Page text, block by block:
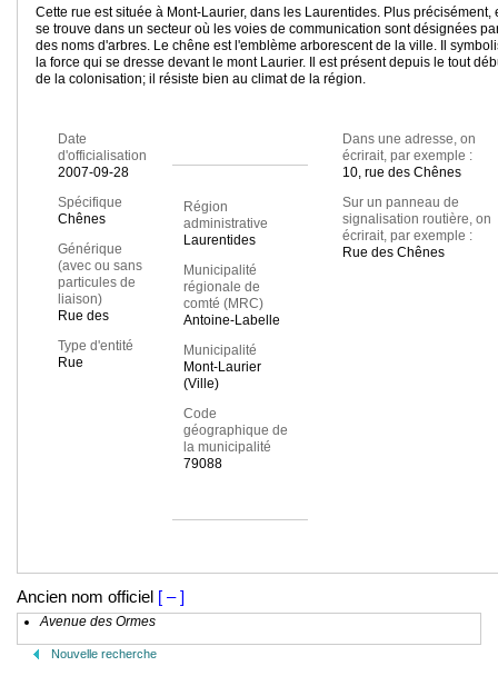
Cette rue est située à Mont-Laurier, dans les Laurentides. Plus précisément,
se trouve dans un secteur où les voies de communication sont désignées
des noms d'arbres. Le chêne est l'emblème arborescent de la ville. Il
la force qui se dresse devant le mont Laurier. Il est présent depuis le tout
de la colonisation; il résiste bien au climat de la région.
Date
d'officialisation
2007-09-28
Spécifique
Chênes
Générique
(avec ou sans
particules de
liaison)
Rue des
Type d'entité
Rue
Région
administrative
Laurentides
Municipalité
régionale de
comté (MRC)
Antoine-Labelle
Municipalité
Mont-Laurier
(Ville)
Code
géographique de
la municipalité
79088
Dans une adresse, on
écrirait, par exemple :
10, rue des Chênes
Sur un panneau de
signalisation routière, on
écrirait, par exemple :
Rue des Chênes
Ancien nom officiel [ – ]
Avenue des Ormes
Nouvelle recherche